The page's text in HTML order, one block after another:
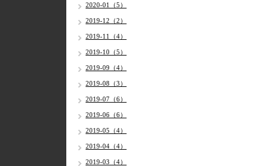
2020-01（5）
2019-12（2）
2019-11（4）
2019-10（5）
2019-09（4）
2019-08（3）
2019-07（6）
2019-06（6）
2019-05（4）
2019-04（4）
2019-03（4）